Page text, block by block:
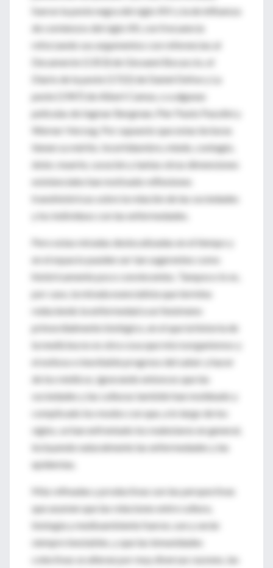
fueron la peste negra del siglo XIV y la de influenza
de comienzos del siglo XX, con frecuencia
reforzando sus argumentos con referencias al
Decamerón (1353) de Giovanni Bocaccio, el
Diario de la peste (1722) de Daniel Defoe y La
peste (1947) de Albert Camus, o a algunas
películas de Ingmar Bergman, Pier Paolo Pasolini y
Werner Herzog. Por supuesto que estas lecturas
tienen su mérito. Incertidumbre, miedo, contagio,
dolor, muerte, curación y tantas otras dimensiones
existenciales han motivado reflexiones
transhistóricas sobre la relación de las sociedades
y los individuos con las enfermedades.
Pero estas miradas deslocalizadas en el tiempo y
en el espacio pueden ser tan sugerentes como
históricamente poco convincentes. Tampoco lo es,
por caso, la mirada esencialista que termina
reduciendo la enfermedad a un fenómeno
primordialmente biológico, en el que la historia de
la medicina no es otra cosa que microorganismos y
el exitoso e inevitable progreso del saber y hacer
de los médicos, ignorando entonces que las
sociedades y las culturas también han moldeado y
complicado los modos con que, a lo largo de los
siglos, se han enfrentado los malestares en general,
incluyendo naturalmente las enfermedades y las
epidemias.
Más refinadas y productivas son las perspectivas
que asumen que las relaciones entre cultura,
biología y medioambiente fueron, son y serán
siempre inestables, y que las inmunidades
colectivas se alteran por muy diversas razones, las